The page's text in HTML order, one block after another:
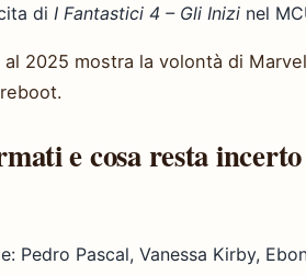
di I Fantastici 4 – Gli Inizi nel
al 2025 mostra la volontà di
e cosa resta incerto
Pedro Pascal, Vanessa Kirby,